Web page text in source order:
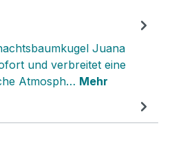
Juana
und verbreitet eine
Atmosph… Mehr